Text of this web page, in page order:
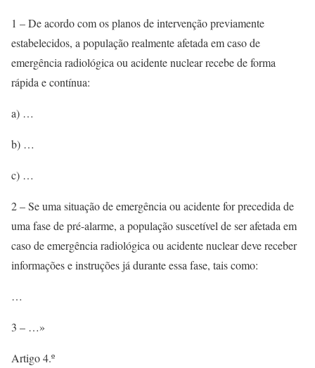
1 – De acordo com os planos de intervenção previamente
estabelecidos, a população realmente afetada em caso de
emergência radiológica ou acidente nuclear recebe de forma
rápida e contínua:
a) …
b) …
c) …
2 – Se uma situação de emergência ou acidente for precedida de
uma fase de pré-alarme, a população suscetível de ser afetada em
caso de emergência radiológica ou acidente nuclear deve receber
informações e instruções já durante essa fase, tais como:
…
3 – …»
Artigo 4.º